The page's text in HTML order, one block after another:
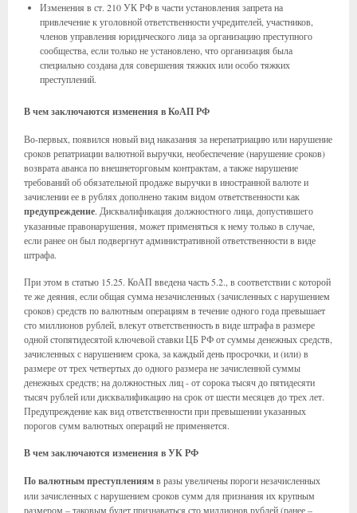
Изменения в ст. 210 УК РФ в части установления запрета на
привлечение к уголовной ответственности учредителей, участников,
членов управления юридического лица за организацию преступного
сообщества, если только не установлено, что организация была
специально создана для совершения тяжких или особо тяжких
преступлений.
В чем заключаются изменения в КоАП РФ
Во-первых, появился новый вид наказания за нерепатриацию или нарушение
сроков репатриации валютной выручки, необеспечение (нарушение сроков)
возврата аванса по внешнеторговым контрактам, а также нарушение
требований об обязательной продаже выручки в иностранной валюте и
зачислении ее в рублях дополнено таким видом ответственности как
предупреждение. Дисквалификация должностного лица, допустившего
указанные правонарушения, может применяться к нему только в случае,
если ранее он был подвергнут административной ответственности в виде
штрафа.
При этом в статью 15.25. КоАП введена часть 5.2., в соответствии с которой
те же деяния, если общая сумма незачисленных (зачисленных с нарушением
сроков) средств по валютным операциям в течение одного года превышает
сто миллионов рублей, влекут ответственность в виде штрафа в размере
одной стопятидесятой ключевой ставки ЦБ РФ от суммы денежных средств,
зачисленных с нарушением срока, за каждый день просрочки, и (или) в
размере от трех четвертых до одного размера не зачисленной суммы
денежных средств; на должностных лиц - от сорока тысяч до пятидесяти
тысяч рублей или дисквалификацию на срок от шести месяцев до трех лет.
Предупреждение как вид ответственности при превышении указанных
порогов сумм валютных операций не применяется.
В чем заключаются изменения в УК РФ
По валютным преступлениямв разы увеличены пороги незачисленных
или зачисленных с нарушением сроков сумм для признания их крупным
размером – таковым будет признаваться сто миллионов рублей (ранее –